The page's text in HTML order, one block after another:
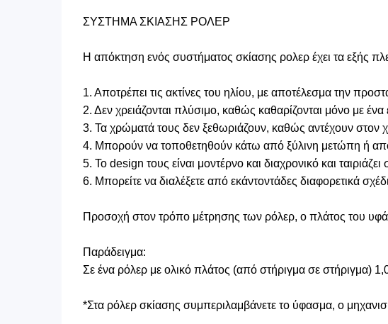
ΣΥΣΤΗΜΑ ΣΚΙΑΣΗΣ ΡΟΛΕΡ
Η απόκτηση ενός συστήματος σκίασης ρολερ έχει τα εξής
1. Αποτρέπει τις ακτίνες του ηλίου, με αποτέλεσμα την
2. Δεν χρειάζονται πλύσιμο, καθώς καθαρίζονται μόνο με
3. Τα χρώματά τους δεν ξεθωριάζουν, καθώς αντέχουν στον
4. Μπορούν να τοποθετηθούν κάτω από ξύλινη μετώπη ή από
5. Το design τους είναι μοντέρνο και διαχρονικό και
6. Μπορείτε να διαλέξετε από εκάντοντάδες διαφορετικά
Προσοχή στον τρόπο μέτρησης των ρόλερ, ο πλάτος του
Παράδειγμα:
Σε ένα ρόλερ με ολικό πλάτος (από στήριγμα σε στήριγμα)
*Στα ρόλερ σκίασης συμπεριλαμβάνετε το ύφασμα, ο